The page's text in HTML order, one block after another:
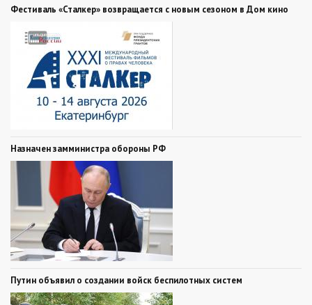
Фестиваль «Сталкер» возвращается с новым сезоном в Дом кино
Назначен замминистра обороны РФ
Путин объявил о создании войск беспилотных систем